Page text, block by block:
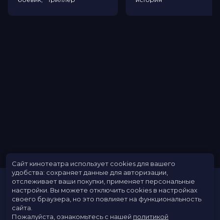
Джонс, Марчелла Браджио, Рейд
Сайт кинотеатра использует cookies для вашего
удобства: сохраняет данные для авторизации,
отслеживает ваши покупки, применяет персональные
настройки. Вы можете отключить cookies в настройках
своего браузера, но это повлияет на функциональность
сайта.
Пожалуйста, ознакомьтесь с нашей политикой